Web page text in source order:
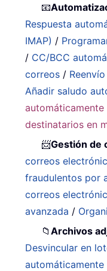
📧
Respuesta
IMAP) /
/ CC/BCC
correos /
Añadir saludo
destinatarios en
📨Gestión de
correos
fraudulentos por
correos
avanzada /
📁Archivos
Desvincular en
automáticamente